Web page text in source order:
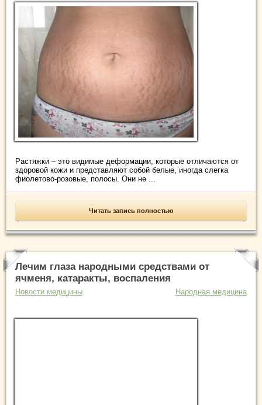
Растяжки – это видимые деформации, которые отличаются от
здоровой кожи и представляют собой белые, иногда слегка
фиолетово-розовые, полосы. Они не ...
Читать запись полностью
Лечим глаза народными средствами от
ячменя, катаракты, воспаления
Новости медицины Народная медицина